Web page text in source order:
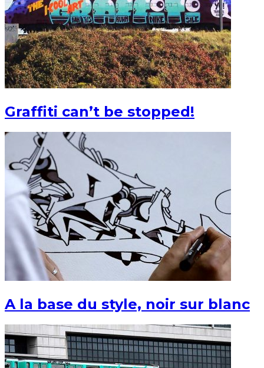
Graffiti can’t be stopped!
A la base du style, noir sur blanc